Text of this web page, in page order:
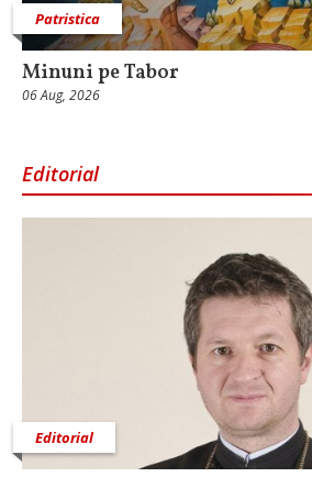
Patristica
Minuni pe Tabor
06 Aug, 2026
Editorial
Editorial